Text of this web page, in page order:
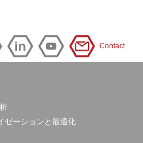
Contact
ゼーションと最適化